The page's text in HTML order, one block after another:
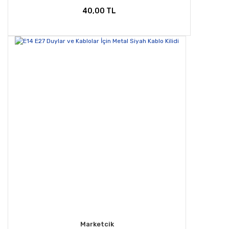
40,00 TL
Marketcik